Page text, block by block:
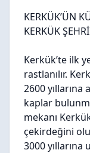
KERKÜK’ÜN
KERKÜK
Kerkük’te ilk
rastlanılır.
2600
kaplar
mekanı
çekirdeğini
3000 yıllarına